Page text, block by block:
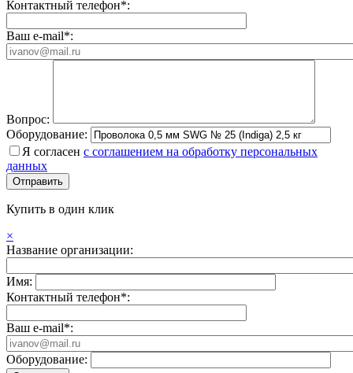
Контактный телефон*:
Ваш e-mail*:
Вопрос:
Оборудование:
Я согласен с соглашением на обработку персональных
данных
Купить в один клик
×
Название организации:
Имя:
Контактный телефон*:
Ваш e-mail*:
Оборудование: